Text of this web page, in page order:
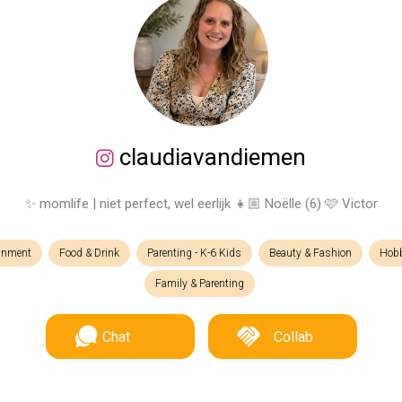
claudiavandiemen
✨️ momlife | niet perfect, wel eerlijk 👧🏼 Noëlle (6) 🩷 Victor
Food & Drink Parenting - K-6 Kids Beauty & Fashion
Family & Parenting
Chat Collab